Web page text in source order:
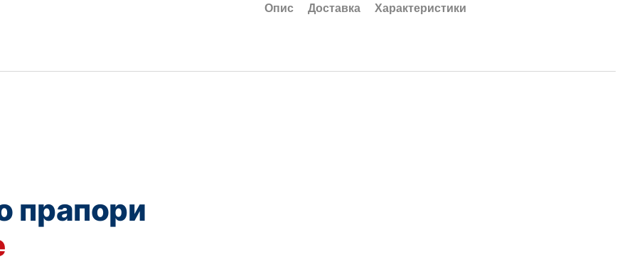
Опис Доставка Характеристики
прапори